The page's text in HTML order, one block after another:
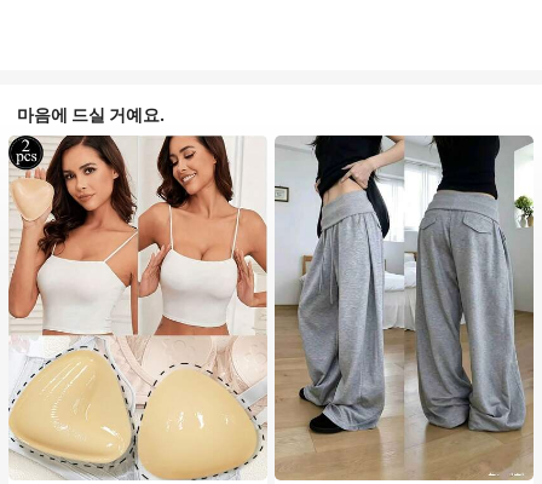
마음에 드실 거예요.
#1 TOP 3위
음악 축제 여성 브라 액세서리
#1 TOP 3위
에서 평상복 캐주얼 바지